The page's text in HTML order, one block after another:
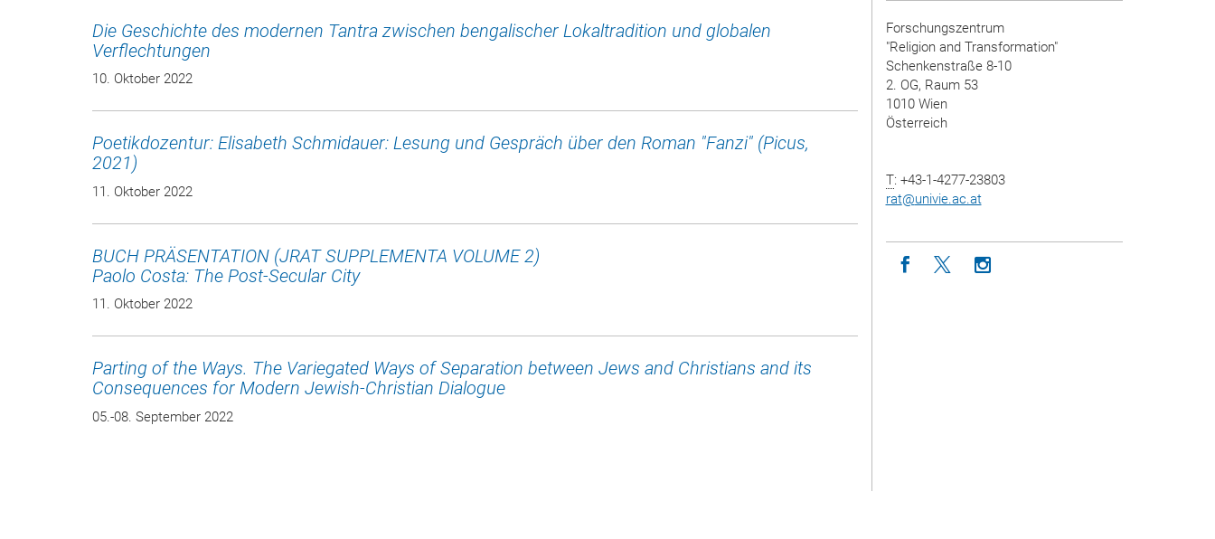
Die Geschichte des modernen Tantra zwischen bengalischer Lokaltradition und globalen
Verflechtungen
10. Oktober 2022
Poetikdozentur: Elisabeth Schmidauer: Lesung und Gespräch über den Roman "Fanzi" (Picus,
2021)
11. Oktober 2022
BUCH PRÄSENTATION (JRAT SUPPLEMENTA VOLUME 2)
Paolo Costa: The Post-Secular City
11. Oktober 2022
Parting of the Ways. The Variegated Ways of Separation between Jews and Christians and its
Consequences for Modern Jewish-Christian Dialogue
05.-08. September 2022
Forschungszentrum
"Religion and Transformation"
Schenkenstraße 8-10
2. OG, Raum 53
1010 Wien
Österreich
T: +43-1-4277-23803
rat@univie.ac.at
Icon facebook
Icon twitter
Icon instagram